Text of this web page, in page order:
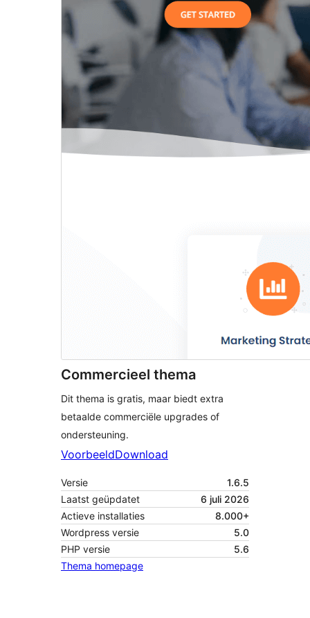
Commercieel thema
Dit thema is gratis, maar biedt extra
betaalde commerciële upgrades of
ondersteuning.
VoorbeeldDownload
Versie
1.6.5
Laatst geüpdatet
6 juli 2026
Actieve installaties
8.000+
Wordpress versie
5.0
PHP versie
5.6
Thema homepage